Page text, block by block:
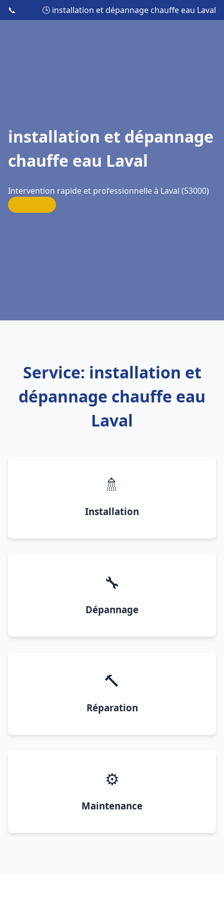
📞 🕒 installation et dépannage chauffe eau Laval
installation et dépannage
chauffe eau Laval
Intervention rapide et professionnelle à Laval (53000)
Service: installation et
dépannage chauffe eau
Laval
🚿
Installation
🔧
Dépannage
🔨
Réparation
⚙️
Maintenance